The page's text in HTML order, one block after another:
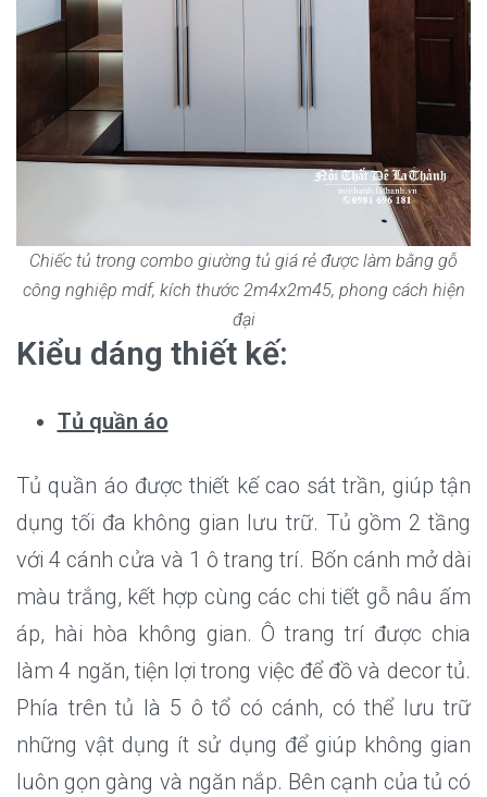
Chiếc tủ trong combo giường tủ giá rẻ được làm bằng gỗ
công nghiệp mdf, kích thước 2m4x2m45, phong cách hiện
đại
Kiểu dáng thiết kế:
Tủ quần áo
Tủ quần áo được thiết kế cao sát trần, giúp tận
dụng tối đa không gian lưu trữ. Tủ gồm 2 tầng
với 4 cánh cửa và 1 ô trang trí. Bốn cánh mở dài
màu trắng, kết hợp cùng các chi tiết gỗ nâu ấm
áp, hài hòa không gian. Ô trang trí được chia
làm 4 ngăn, tiện lợi trong việc để đồ và decor tủ.
Phía trên tủ là 5 ô tổ có cánh, có thể lưu trữ
những vật dụng ít sử dụng để giúp không gian
luôn gọn gàng và ngăn nắp. Bên cạnh của tủ có